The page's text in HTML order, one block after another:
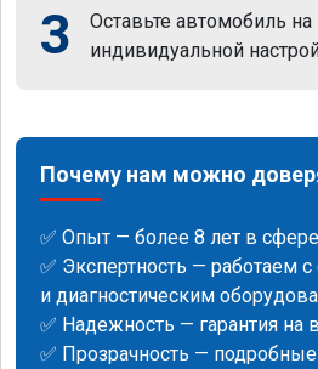
3
Оставьте автомобиль на
индивидуальной
Почему нам можно
✅ Опыт — более 8 лет в
✅ Экспертность — работаем
и диагностическим
✅ Надежность — гарантия на
✅ Прозрачность —